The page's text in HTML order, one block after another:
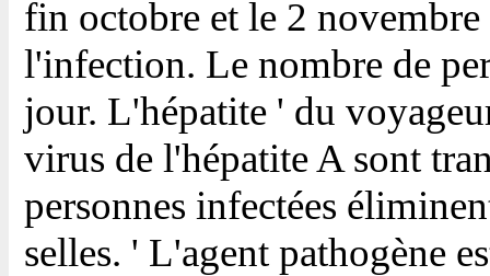
fin octobre et le 2
l'infection. Le nombre de
jour. L'hépatite ' du
virus de l'hépatite A sont
personnes infectées
selles. ' L'agent pathogène